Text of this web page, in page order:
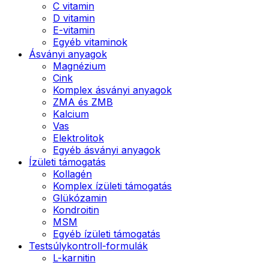
C vitamin
D vitamin
E-vitamin
Egyéb vitaminok
Ásványi anyagok
Magnézium
Cink
Komplex ásványi anyagok
ZMA és ZMB
Kalcium
Vas
Elektrolitok
Egyéb ásványi anyagok
Ízületi támogatás
Kollagén
Komplex ízületi támogatás
Glükózamin
Kondroitin
MSM
Egyéb ízületi támogatás
Testsúlykontroll-formulák
L-karnitin